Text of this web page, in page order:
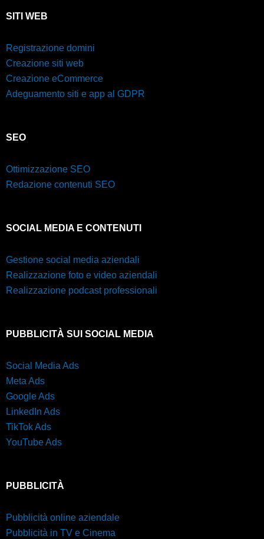
SITI WEB
Registrazione domini
Creazione siti web
Creazione eCommerce
Adeguamento siti e app al GDPR
SEO
Ottimizzazione SEO
Redazione contenuti SEO
SOCIAL MEDIA E CONTENUTI
Gestione social media aziendali
Realizzazione foto e video aziendali
Realizzazione podcast professionali
PUBBLICITÀ SUI SOCIAL MEDIA
Social Media Ads
Meta Ads
Google Ads
LinkedIn Ads
TikTok Ads
YouTube Ads
PUBBLICITÀ
Pubblicità online aziendale
Pubblicità in TV e Cinema